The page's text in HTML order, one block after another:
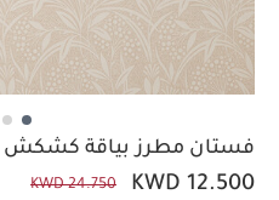
فستان مطرز بياقة كشكش
KWD 12.500
KWD 24.750